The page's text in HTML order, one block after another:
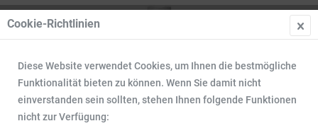
Cookie-Richtlinien
Diese Website verwendet Cookies, um Ihnen die bestmögliche
Funktionalität bieten zu können. Wenn Sie damit nicht
einverstanden sein sollten, stehen Ihnen folgende Funktionen
nicht zur Verfügung: